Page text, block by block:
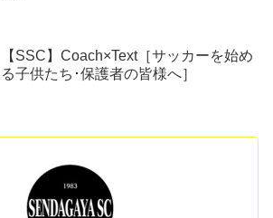
【SSC】Coach×Text［サッカーを始め
る子供たち･保護者の皆様へ］